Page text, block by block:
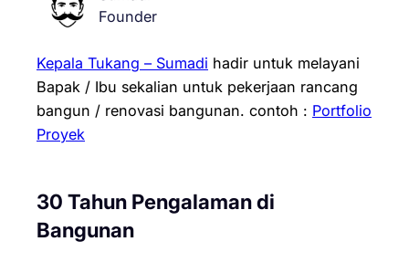
Founder
Kepala Tukang – Sumadi hadir untuk melayani
Bapak / Ibu sekalian untuk pekerjaan rancang
bangun / renovasi bangunan. contoh : Portfolio
Proyek
30 Tahun Pengalaman di
Bangunan